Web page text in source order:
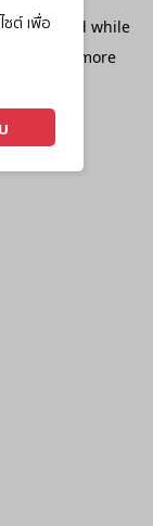
ซต์ เพื่อ
occurred while
for more